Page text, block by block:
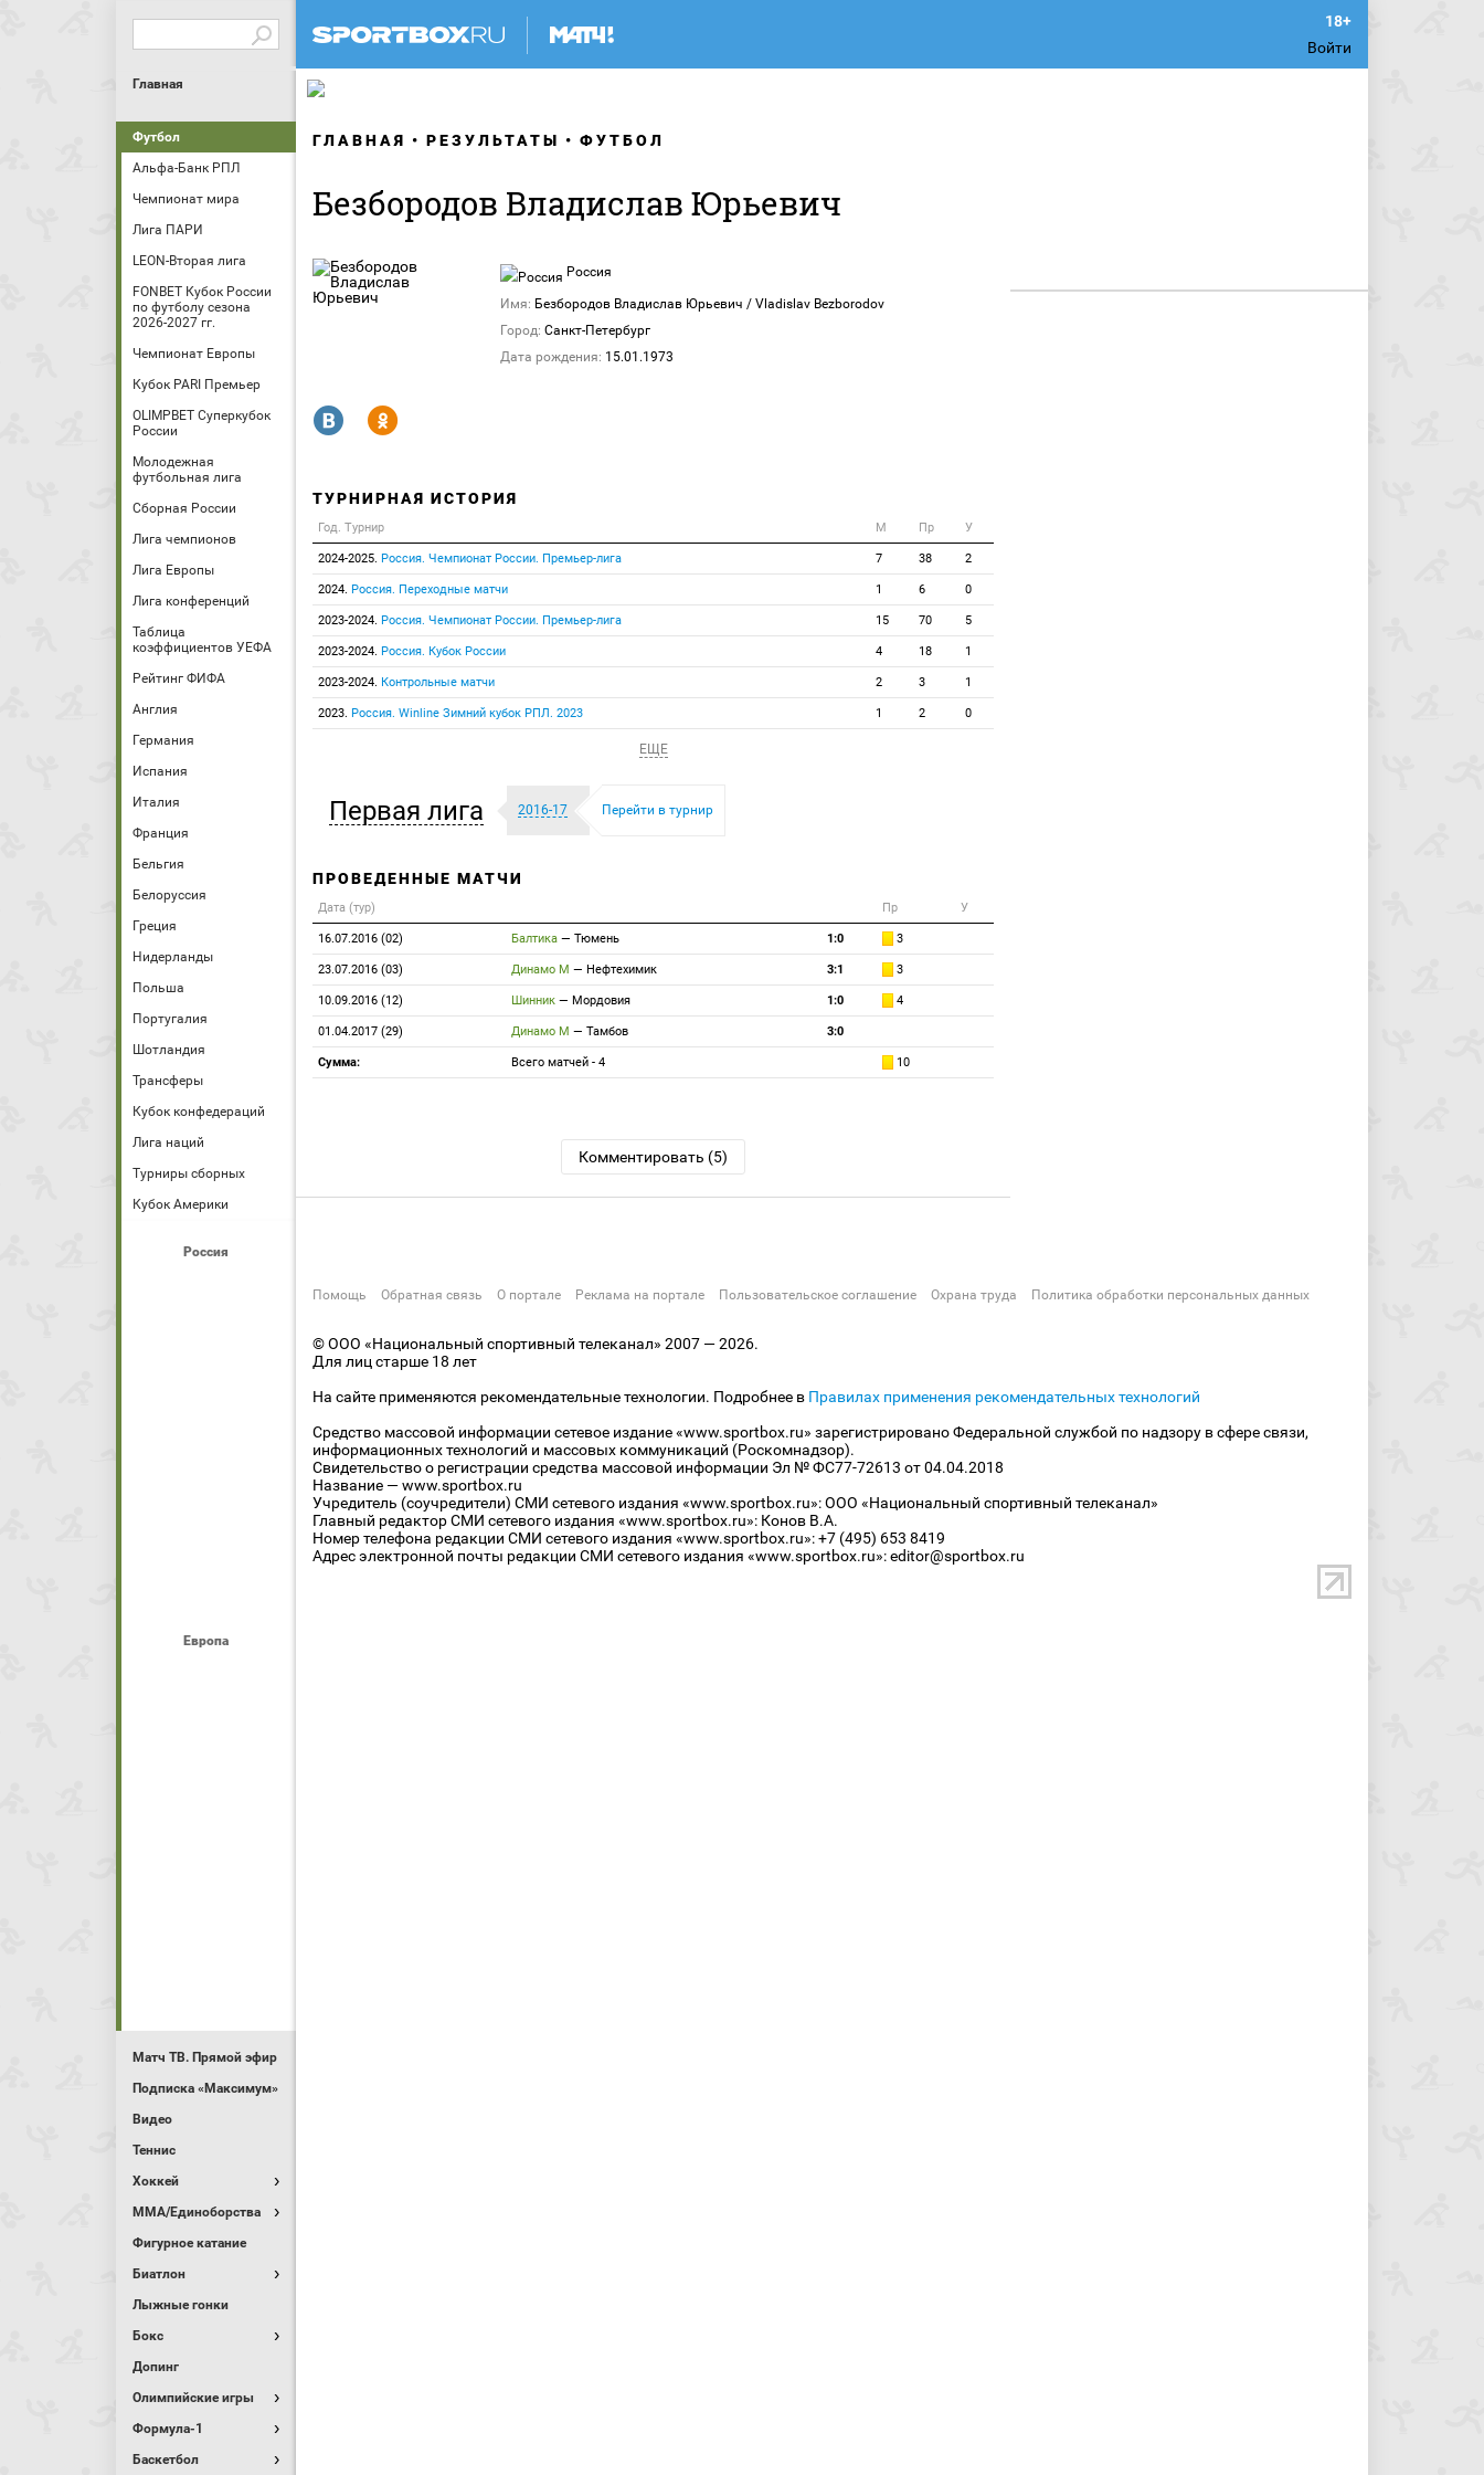
Войти
Главная
Футбол
Альфа-Банк РПЛ
Чемпионат мира
Лига ПАРИ
LEON-Вторая лига
FONBET Кубок России
по футболу сезона
2026-2027 гг.
Чемпионат Европы
Кубок PARI Премьер
OLIMPBET Суперкубок
России
Молодежная
футбольная лига
Сборная России
Лига чемпионов
Лига Европы
Лига конференций
Таблица
коэффициентов УЕФА
Рейтинг ФИФА
Англия
Германия
Испания
Италия
Франция
Бельгия
Белоруссия
Греция
Нидерланды
Польша
Португалия
Шотландия
Трансферы
Кубок конфедераций
Лига наций
Турниры сборных
Кубок Америки
Россия
Европа
Матч ТВ. Прямой эфир
Подписка «Максимум»
Видео
Теннис
Хоккей
MMA/Единоборства
Фигурное катание
Биатлон
Лыжные гонки
Бокс
Допинг
Олимпийские игры
Формула-1
Баскетбол
ГЛАВНАЯ РЕЗУЛЬТАТЫ ФУТБОЛ
Безбородов Владислав Юрьевич
Россия
Имя: Безбородов Владислав Юрьевич / Vladislav Bezborodov
Город: Санкт-Петербург
Дата рождения: 15.01.1973
R Y
ТУРНИРНАЯ ИСТОРИЯ
Год. Турнир М Пр У
2024-2025. Россия. Чемпионат России. Премьер-лига 7 38 2
2024. Россия. Переходные матчи 1 6 0
2023-2024. Россия. Чемпионат России. Премьер-лига 15 70 5
2023-2024. Россия. Кубок России 4 18 1
2023-2024. Контрольные матчи 2 3 1
2023. Россия. Winline Зимний кубок РПЛ. 2023 1 2 0
ЕЩЕ
Первая лига 2016-17 Перейти в турнир
ПРОВЕДЕННЫЕ МАТЧИ
Дата (тур) Пр У
16.07.2016 (02) Балтика — Тюмень 1:0 3
23.07.2016 (03) Динамо М — Нефтехимик 3:1 3
10.09.2016 (12) Шинник — Мордовия 1:0 4
01.04.2017 (29) Динамо М — Тамбов 3:0
Сумма: Всего матчей - 4 10
Комментировать (5)
Помощь Обратная связь О портале Реклама на портале Пользовательское соглашение Охрана труда Политика обработки персональных данных
© ООО «Национальный спортивный телеканал» 2007 — 2026.
Для лиц старше 18 лет
На сайте применяются рекомендательные технологии. Подробнее в Правилах применения рекомендательных технологий
Средство массовой информации сетевое издание «www.sportbox.ru» зарегистрировано Федеральной службой по надзору в сфере связи,
информационных технологий и массовых коммуникаций (Роскомнадзор).
Свидетельство о регистрации средства массовой информации Эл № ФС77-72613 от 04.04.2018
Название — www.sportbox.ru
Учредитель (соучредители) СМИ сетевого издания «www.sportbox.ru»: ООО «Национальный спортивный телеканал»
Главный редактор СМИ сетевого издания «www.sportbox.ru»: Конов В.А.
Номер телефона редакции СМИ сетевого издания «www.sportbox.ru»: +7 (495) 653 8419
Адрес электронной почты редакции СМИ сетевого издания «www.sportbox.ru»: editor@sportbox.ru